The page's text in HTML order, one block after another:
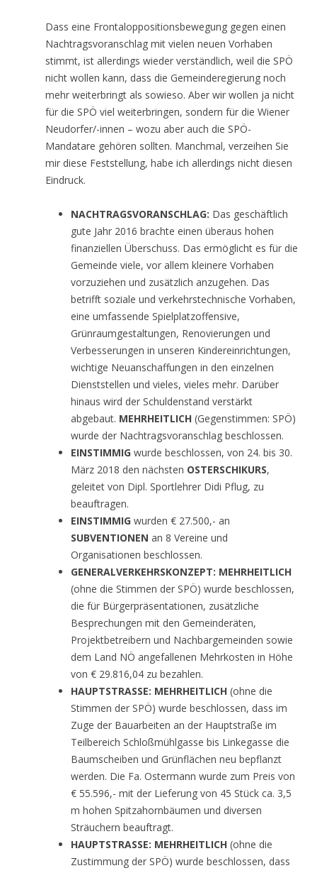
Dass eine Frontaloppositionsbewegung gegen einen
Nachtragsvoranschlag mit vielen neuen Vorhaben
stimmt, ist allerdings wieder verständlich, weil die SPÖ
nicht wollen kann, dass die Gemeinderegierung noch
mehr weiterbringt als sowieso. Aber wir wollen ja nicht
für die SPÖ viel weiterbringen, sondern für die Wiener
Neudorfer/-innen – wozu aber auch die SPÖ-
Mandatare gehören sollten. Manchmal, verzeihen Sie
mir diese Feststellung, habe ich allerdings nicht diesen
Eindruck.
NACHTRAGSVORANSCHLAG: Das geschäftlich
gute Jahr 2016 brachte einen überaus hohen
finanziellen Überschuss. Das ermöglicht es für die
Gemeinde viele, vor allem kleinere Vorhaben
vorzuziehen und zusätzlich anzugehen. Das
betrifft soziale und verkehrstechnische Vorhaben,
eine umfassende Spielplatzoffensive,
Grünraumgestaltungen, Renovierungen und
Verbesserungen in unseren Kindereinrichtungen,
wichtige Neuanschaffungen in den einzelnen
Dienststellen und vieles, vieles mehr. Darüber
hinaus wird der Schuldenstand verstärkt
abgebaut. MEHRHEITLICH (Gegenstimmen: SPÖ)
wurde der Nachtragsvoranschlag beschlossen.
EINSTIMMIG wurde beschlossen, von 24. bis 30.
März 2018 den nächsten OSTERSCHIKURS,
geleitet von Dipl. Sportlehrer Didi Pflug, zu
beauftragen.
EINSTIMMIG wurden € 27.500,- an
SUBVENTIONEN an 8 Vereine und
Organisationen beschlossen.
GENERALVERKEHRSKONZEPT: MEHRHEITLICH
(ohne die Stimmen der SPÖ) wurde beschlossen,
die für Bürgerpräsentationen, zusätzliche
Besprechungen mit den Gemeinderäten,
Projektbetreibern und Nachbargemeinden sowie
dem Land NÖ angefallenen Mehrkosten in Höhe
von € 29.816,04 zu bezahlen.
HAUPTSTRASSE: MEHRHEITLICH (ohne die
Stimmen der SPÖ) wurde beschlossen, dass im
Zuge der Bauarbeiten an der Hauptstraße im
Teilbereich Schloßmühlgasse bis Linkegasse die
Baumscheiben und Grünflächen neu bepflanzt
werden. Die Fa. Ostermann wurde zum Preis von
€ 55.596,- mit der Lieferung von 45 Stück ca. 3,5
m hohen Spitzahornbäumen und diversen
Sträuchern beauftragt.
HAUPTSTRASSE: MEHRHEITLICH (ohne die
Zustimmung der SPÖ) wurde beschlossen, dass